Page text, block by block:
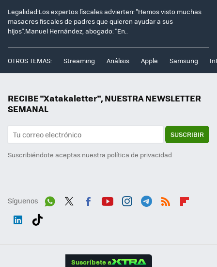
Legalidad:Los expertos fiscales advierten: "Hemos visto muchas
masacres fiscales de padres que quieren ayudar a sus
hijos".Manuel Hernández, abogado: "En..
OTROS TEMAS: Streaming Análisis Apple Samsung
RECIBE "Xatakaletter", NUESTRA NEWSLETTER
SEMANAL
SUSCRIBIR
Suscribiéndote aceptas nuestra política de privacidad
Síguenos
Suscríbete a